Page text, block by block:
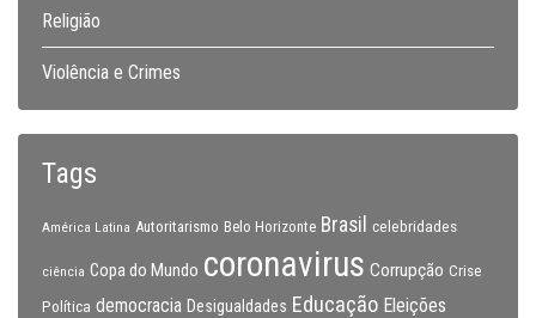
Religião
Violência e Crimes
Tags
América Latina Autoritarismo Belo Horizonte Brasil celebridades
ciência Copa do Mundo coronavirus Corrupção Crise
Política democracia Desigualdades Educação Eleições